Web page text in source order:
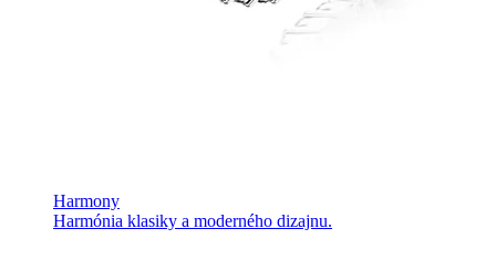
Harmony
Harmónia klasiky a moderného dizajnu.